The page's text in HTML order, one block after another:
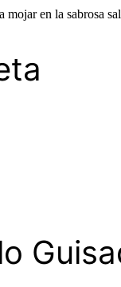
en la sabrosa